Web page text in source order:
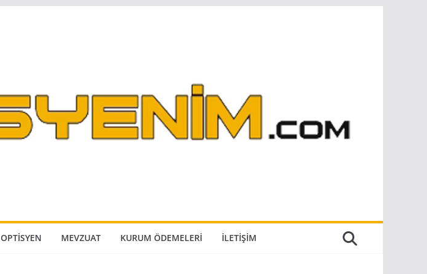
OPTISYEN MEVZUAT KURUM ÖDEMELERI İLETIŞIM